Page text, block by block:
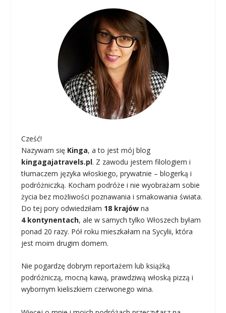
Cześć!
Nazywam się Kinga, a to jest mój blog
kingagajatravels.pl. Z zawodu jestem filologiem i
tłumaczem języka włoskiego, prywatnie – blogerką i
podróżniczką. Kocham podróże i nie wyobrażam sobie
życia bez możliwości poznawania i smakowania świata.
Do tej pory odwiedziłam 18 krajów na
4 kontynentach, ale w samych tylko Włoszech byłam
ponad 20 razy. Pół roku mieszkałam na Sycylii, która
jest moim drugim domem.
Nie pogardzę dobrym reportażem lub książką
podróżniczą, mocną kawą, prawdziwą włoską pizzą i
wybornym kieliszkiem czerwonego wina.